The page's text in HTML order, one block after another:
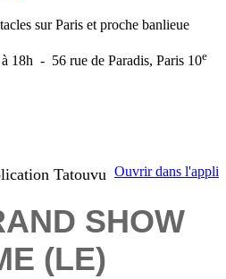
sur Paris et proche banlieue
18h - 56 rue de Paradis, Paris 10e
Ouvrir dans l'appli
Tatouvu
SHOW
(LE)